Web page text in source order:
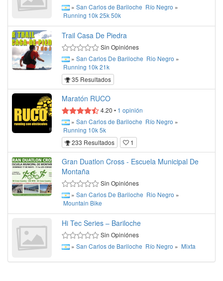
» San Carlos de Bariloche Río Negro »
Running 10k25k50k
Trail Casa De Piedra
Sin Opiniónes
» San Carlos De Bariloche Rio Negro »
Running 10k21k
35 Resultados
Maratón RUCO
4.20 • 1 opinión
» San Carlos de Bariloche Río Negro »
Running 10k5k
233 Resultados
1
Gran Duatlon Cross - Escuela Municipal De
Montaña
Sin Opiniónes
» San Carlos De Bariloche Rio Negro »
Mountain Bike
Hi Tec Series – Bariloche
Sin Opiniónes
» San Carlos de Bariloche Río Negro » Mixta